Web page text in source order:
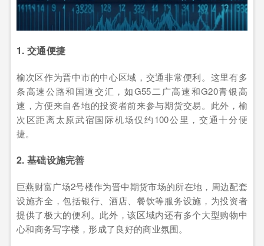
1. 交通便捷
榆次区作为晋中市的中心区域，交通非常便利。这里有多
条高速公路和国道交汇，如G55二广高速和G20青银高
速，方便来自各地的投资者前来参与期货交易。此外，榆
次区距离太原武宿国际机场仅约100公里，交通十分便
捷。
2. 基础设施完善
巨燕财富广场2号楼作为晋中期货市场的所在地，周边配套
设施齐全，包括银行、酒店、餐饮等服务设施，为投资者
提供了极大的便利。此外，该区域内还有多个大型购物中
心和商务写字楼，形成了良好的商业氛围。